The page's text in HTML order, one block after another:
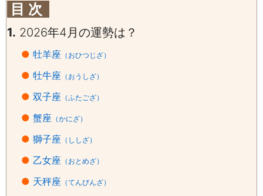
目 次
1. 2026年4月の運勢は？
● 牡羊座 （おひつじざ）
● 牡牛座 （おうしざ）
● 双子座 （ふたござ）
● 蟹座 （かにざ）
● 獅子座 （ししざ）
● 乙女座 （おとめざ）
● 天秤座 （てんびんざ）